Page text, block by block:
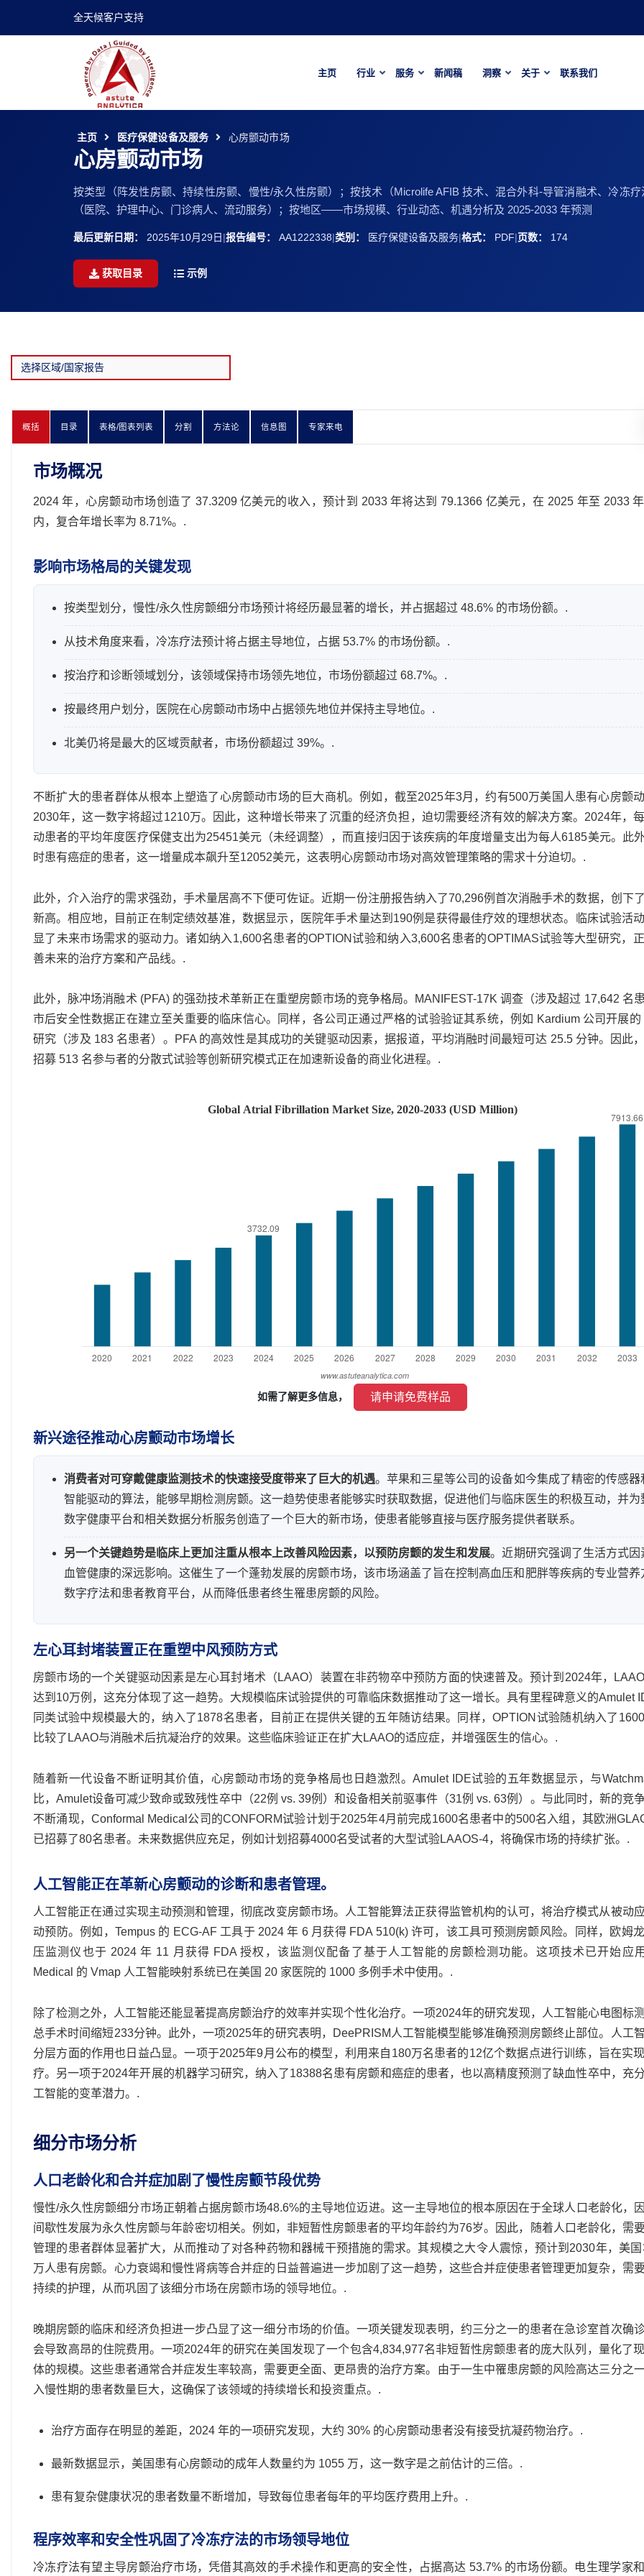
全天候客户支持
主页 行业 服务 新闻稿 洞察 关于 联系我们
主页 医疗保健设备及服务 心房颤动市场
心房颤动市场
按类型（阵发性房颤、持续性房颤、慢性/永久性房颤）；按技术（Microlife AFIB 技术、混合外科-导管消融术、冷冻
（医院、护理中心、门诊病人、流动服务）；按地区——市场规模、行业动态、机遇分析及 2025-2033 年预测
最后更新日期： 2025年10月29日 |报告编号： AA1222338|类别： 医疗保健设备及服务|格式： PDF|页数： 174
获取目录 示例
概括 目录 表格/图表列表 分割 方法论 信息图 专家来电
市场概况
2024 年，心房颤动市场创造了 37.3209 亿美元的收入，预计到 2033 年将达到 79.1366 亿美元，在 2025 年至 2033
内，复合年增长率为 8.71%。.
影响市场格局的关键发现
按类型划分，慢性/永久性房颤细分市场预计将经历最显著的增长，并占据超过 48.6% 的市场份额。.
从技术角度来看，冷冻疗法预计将占据主导地位，占据 53.7% 的市场份额。.
按治疗和诊断领域划分，该领域保持市场领先地位，市场份额超过 68.7%。.
按最终用户划分，医院在心房颤动市场中占据领先地位并保持主导地位。.
北美仍将是最大的区域贡献者，市场份额超过 39%。.
不断扩大的患者群体从根本上塑造了心房颤动市场的巨大商机。例如，截至2025年3月，约有500万美国人患有心房颤
2030年，这一数字将超过1210万。因此，这种增长带来了沉重的经济负担，迫切需要经济有效的解决方案。2024年，
动患者的平均年度医疗保健支出为25451美元（未经调整），而直接归因于该疾病的年度增量支出为每人6185美元。此
时患有癌症的患者，这一增量成本飙升至12052美元，这表明心房颤动市场对高效管理策略的需求十分迫切。.
此外，介入治疗的需求强劲，手术量居高不下便可佐证。近期一份注册报告纳入了70,296例首次消融手术的数据，创下
新高。相应地，目前正在制定绩效基准，数据显示，医院年手术量达到190例是获得最佳疗效的理想状态。临床试验活
显了未来市场需求的驱动力。诸如纳入1,600名患者的OPTION试验和纳入3,600名患者的OPTIMAS试验等大型研究，
善未来的治疗方案和产品线。.
此外，脉冲场消融术 (PFA) 的强劲技术革新正在重塑房颤市场的竞争格局。MANIFEST-17K 调查（涉及超过 17,642 名
市后安全性数据正在建立至关重要的临床信心。同样，各公司正通过严格的试验验证其系统，例如 Kardium 公司开展
研究（涉及 183 名患者）。PFA 的高效性是其成功的关键驱动因素，据报道，平均消融时间最短可达 25.5 分钟。因此
招募 513 名参与者的分散式试验等创新研究模式正在加速新设备的商业化进程。.
如需了解更多信息， 请申请免费样品
新兴途径推动心房颤动市场增长
消费者对可穿戴健康监测技术的快速接受度带来了巨大的机遇。苹果和三星等公司的设备如今集成了精密的传感器
智能驱动的算法，能够早期检测房颤。这一趋势使患者能够实时获取数据，促进他们与临床医生的积极互动，并为
数字健康平台和相关数据分析服务创造了一个巨大的新市场，使患者能够直接与医疗服务提供者联系。
另一个关键趋势是临床上更加注重从根本上改善风险因素，以预防房颤的发生和发展。近期研究强调了生活方式因
血管健康的深远影响。这催生了一个蓬勃发展的房颤市场，该市场涵盖了旨在控制高血压和肥胖等疾病的专业营养
数字疗法和患者教育平台，从而降低患者终生罹患房颤的风险。
左心耳封堵装置正在重塑中风预防方式
房颤市场的一个关键驱动因素是左心耳封堵术（LAAO）装置在非药物卒中预防方面的快速普及。预计到2024年，
达到10万例，这充分体现了这一趋势。大规模临床试验提供的可靠临床数据推动了这一增长。具有里程碑意义的Amulet
同类试验中规模最大的，纳入了1878名患者，目前正在提供关键的五年随访结果。同样，OPTION试验随机纳入了
比较了LAAO与消融术后抗凝治疗的效果。这些临床验证正在扩大LAAO的适应症，并增强医生的信心。.
随着新一代设备不断证明其价值，心房颤动市场的竞争格局也日趋激烈。Amulet IDE试验的五年数据显示，与
比，Amulet设备可减少致命或致残性卒中（22例 vs. 39例）和设备相关前驱事件（31例 vs. 63例）。与此同时，新的竞
不断涌现，Conformal Medical公司的CONFORM试验计划于2025年4月前完成1600名患者中的500名入组，其欧洲
已招募了80名患者。未来数据供应充足，例如计划招募4000名受试者的大型试验LAAOS-4，将确保市场的持续扩张。.
人工智能正在革新心房颤动的诊断和患者管理。
人工智能正在通过实现主动预测和管理，彻底改变房颤市场。人工智能算法正获得监管机构的认可，将治疗模式从被动
动预防。例如，Tempus 的 ECG-AF 工具于 2024 年 6 月获得 FDA 510(k) 许可，该工具可预测房颤风险。同样，欧姆
压监测仪也于 2024 年 11 月获得 FDA 授权，该监测仪配备了基于人工智能的房颤检测功能。这项技术已开始应
Medical 的 Vmap 人工智能映射系统已在美国 20 家医院的 1000 多例手术中使用。.
除了检测之外，人工智能还能显著提高房颤治疗的效率并实现个性化治疗。一项2024年的研究发现，人工智能心电图标
总手术时间缩短233分钟。此外，一项2025年的研究表明，DeePRISM人工智能模型能够准确预测房颤终止部位。人工
分层方面的作用也日益凸显。一项于2025年9月公布的模型，利用来自180万名患者的12亿个数据点进行训练，旨在实
疗。另一项于2024年开展的机器学习研究，纳入了18388名患有房颤和癌症的患者，也以高精度预测了缺血性卒中，充
工智能的变革潜力。.
细分市场分析
人口老龄化和合并症加剧了慢性房颤节段优势
慢性/永久性房颤细分市场正朝着占据房颤市场48.6%的主导地位迈进。这一主导地位的根本原因在于全球人口老龄化，
间歇性发展为永久性房颤与年龄密切相关。例如，非短暂性房颤患者的平均年龄约为76岁。因此，随着人口老龄化，需
管理的患者群体显著扩大，从而推动了对各种药物和器械干预措施的需求。其规模之大令人震惊，预计到2030年，美
万人患有房颤。心力衰竭和慢性肾病等合并症的日益普遍进一步加剧了这一趋势，这些合并症使患者管理更加复杂，需
持续的护理，从而巩固了该细分市场在房颤市场的领导地位。.
晚期房颤的临床和经济负担进一步凸显了这一细分市场的价值。一项关键发现表明，约三分之一的患者在急诊室首次确
会导致高昂的住院费用。一项2024年的研究在美国发现了一个包含4,834,977名非短暂性房颤患者的庞大队列，量化了
体的规模。这些患者通常合并症发生率较高，需要更全面、更昂贵的治疗方案。由于一生中罹患房颤的风险高达三分之
入慢性期的患者数量巨大，这确保了该领域的持续增长和投资重点。.
治疗方面存在明显的差距，2024 年的一项研究发现，大约 30% 的心房颤动患者没有接受抗凝药物治疗。.
最新数据显示，美国患有心房颤动的成年人数量约为 1055 万，这一数字是之前估计的三倍。.
患有复杂健康状况的患者数量不断增加，导致每位患者每年的平均医疗费用上升。.
程序效率和安全性巩固了冷冻疗法的市场领导地位
冷冻疗法有望主导房颤治疗市场，凭借其高效的手术操作和更高的安全性，占据高达 53.7% 的市场份额。电生理学家